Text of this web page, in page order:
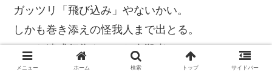
ガッツリ「飛び込み」やないかい。
しかも巻き添えの怪我人まで出とる。
そんな迷惑行為をかけた自殺者に
よもや同情するアホゥはおるまいな？
メニュー ホーム 検索 トップ サイドバー